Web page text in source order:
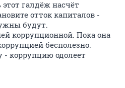
галдёж насчёт
отток капиталов -
будут.
коррупционной. Пока она
бесполезно.
- коррупцию одолеет